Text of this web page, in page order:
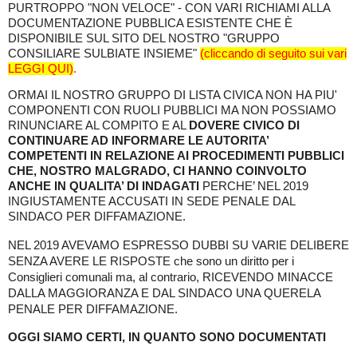
PURTROPPO "NON VELOCE" - CON VARI RICHIAMI ALLA
DOCUMENTAZIONE PUBBLICA ESISTENTE CHE È
DISPONIBILE SUL SITO DEL NOSTRO "GRUPPO
CONSILIARE SULBIATE INSIEME" (cliccando di seguito sui vari
LEGGI QUI).
ORMAI IL NOSTRO GRUPPO DI LISTA CIVICA NON HA PIU'
COMPONENTI CON RUOLI PUBBLICI MA NON POSSIAMO
RINUNCIARE AL COMPITO E AL DOVERE CIVICO DI
CONTINUARE AD INFORMARE LE AUTORITA’
COMPETENTI IN RELAZIONE AI PROCEDIMENTI PUBBLICI
CHE, NOSTRO MALGRADO, CI HANNO COINVOLTO
ANCHE IN QUALITA’ DI INDAGATI
PERCHE’ NEL 2019
INGIUSTAMENTE ACCUSATI IN SEDE PENALE DAL
SINDACO PER DIFFAMAZIONE.
NEL 2019 AVEVAMO ESPRESSO DUBBI SU VARIE DELIBERE
SENZA AVERE LE RISPOSTE che sono un diritto per i
Consiglieri comunali ma, al contrario, RICEVENDO MINACCE
DALLA MAGGIORANZA E DAL SINDACO UNA QUERELA
PENALE PER DIFFAMAZIONE.
OGGI SIAMO CERTI, IN QUANTO SONO DOCUMENTATI